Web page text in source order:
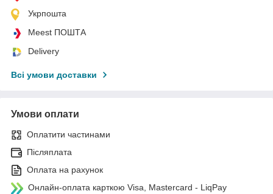
Укрпошта
Meest ПОШТА
Delivery
Всі умови доставки
Умови оплати
Оплатити частинами
Післяплата
Оплата на рахунок
Онлайн-оплата карткою Visa, Mastercard - LiqPay